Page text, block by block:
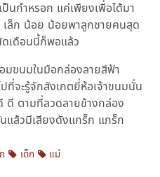
ป็นกำหรอก แค่เพียงเพื่อได้มา
เล็ก น้อย น้อยพาลูกชายคนสุด
ดเดือนนี้ก็พอแล้ว
มขนมในมือกล่องลายสีฟ้า
ที่จะรู้จักสังเกตยี่ห้อเจ้าขนมนั่น
ดี ตามที่ลวดลายข้างกล่อง
นแล้วมีเสียงดังแกร็ก แกร็ก
เด็ก แม่